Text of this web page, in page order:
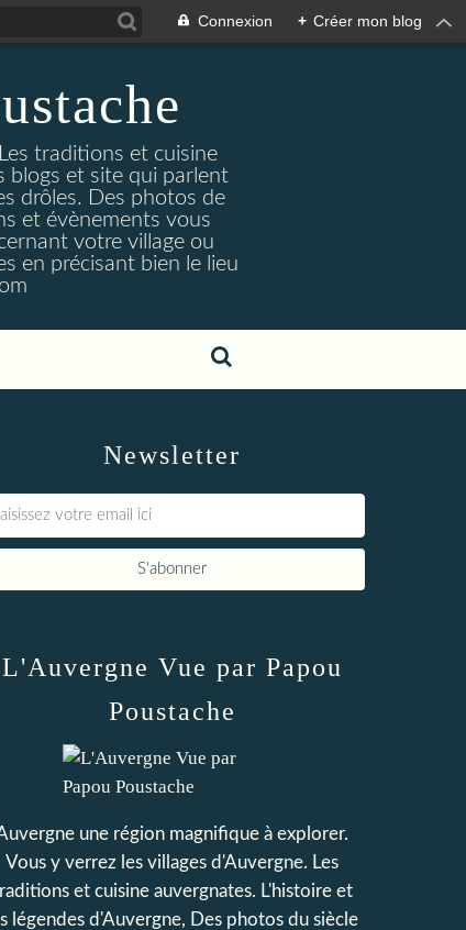
Connexion + Créer mon blog
traditions et cuisine
blogs et site qui parlent
drôles. Des photos de
et évènements vous
votre village ou
en précisant bien le lieu
Newsletter
L'Auvergne Vue par Papou
Poustache
une région magnifique à explorer.
Vous y verrez les villages d'Auvergne. Les
et cuisine auvergnates. L'histoire et
légendes d'Auvergne, Des photos du siècle